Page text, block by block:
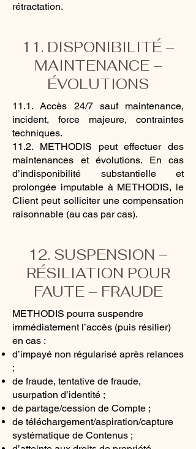
rétractation.
11. DISPONIBILITÉ –
MAINTENANCE –
ÉVOLUTIONS
11.1. Accès 24/7 sauf maintenance,
incident, force majeure, contraintes
techniques.
11.2. METHODIS peut effectuer des
maintenances et évolutions. En cas
d’indisponibilité substantielle et
prolongée imputable à METHODIS, le
Client peut solliciter une compensation
raisonnable (au cas par cas).
12. SUSPENSION –
RÉSILIATION POUR
FAUTE – FRAUDE
METHODIS pourra suspendre
immédiatement l’accès (puis résilier)
en cas :
d’impayé non régularisé après relances
;
de fraude, tentative de fraude,
usurpation d’identité ;
de partage/cession de Compte ;
de téléchargement/aspiration/capture
systématique de Contenus ;